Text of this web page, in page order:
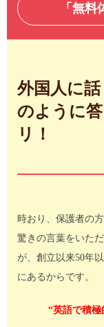
「無
外国人に
のように
リ！
時おり、保護者の
驚きの言葉をいた
が、創立以来50年
にあるからです。
“英語で積